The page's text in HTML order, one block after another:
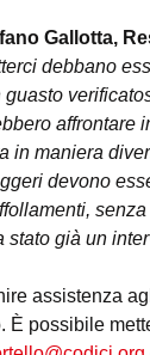
Gallotta,
debbano
affrontare
in maniera
devono
stato già un
assistenza
È possibile